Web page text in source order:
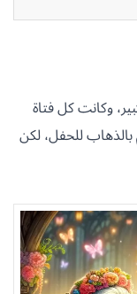
وكانت كل فتاة
للحفل، لكن